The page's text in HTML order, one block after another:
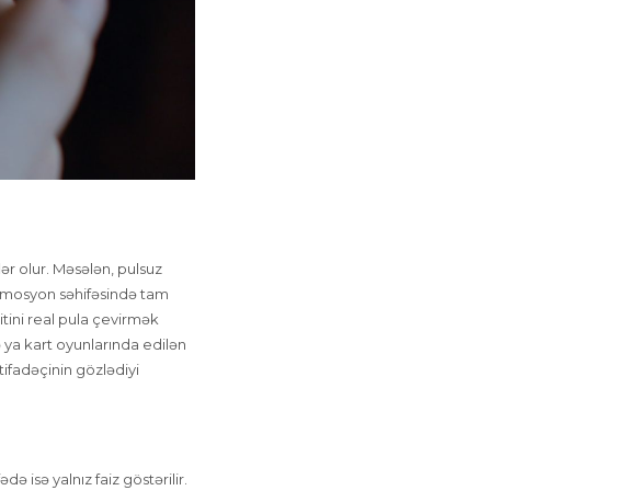
olur. Məsələn, pulsuz
səhifəsində tam
real pula çevirmək
kart oyunlarında edilən
gözlədiyi
isə yalnız faiz göstərilir.